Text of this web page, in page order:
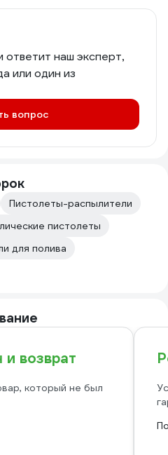
ответит наш эксперт,
или один из
вопрос
Пистолеты-распылители
пистолеты
для полива
возврат
который не был